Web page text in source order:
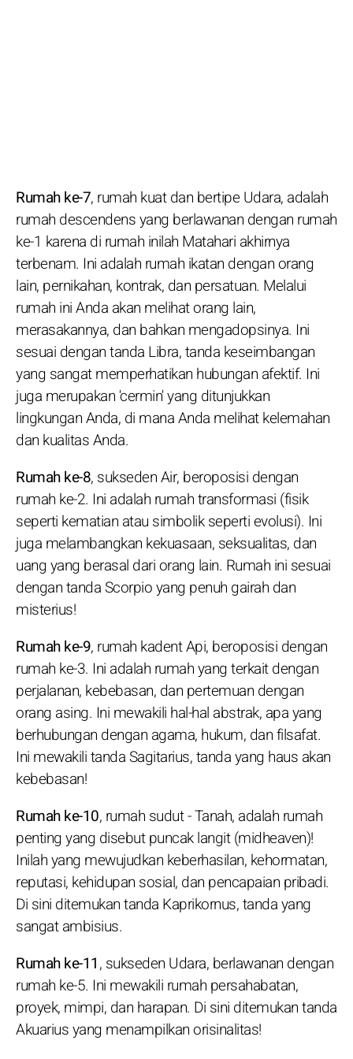
Rumah ke-7, rumah kuat dan bertipe Udara, adalah
rumah descendens yang berlawanan dengan rumah
ke-1 karena di rumah inilah Matahari akhirnya
terbenam. Ini adalah rumah ikatan dengan orang
lain, pernikahan, kontrak, dan persatuan. Melalui
rumah ini Anda akan melihat orang lain,
merasakannya, dan bahkan mengadopsinya. Ini
sesuai dengan tanda Libra, tanda keseimbangan
yang sangat memperhatikan hubungan afektif. Ini
juga merupakan 'cermin' yang ditunjukkan
lingkungan Anda, di mana Anda melihat kelemahan
dan kualitas Anda.
Rumah ke-8, sukseden Air, beroposisi dengan
rumah ke-2. Ini adalah rumah transformasi (fisik
seperti kematian atau simbolik seperti evolusi). Ini
juga melambangkan kekuasaan, seksualitas, dan
uang yang berasal dari orang lain. Rumah ini sesuai
dengan tanda Scorpio yang penuh gairah dan
misterius!
Rumah ke-9, rumah kadent Api, beroposisi dengan
rumah ke-3. Ini adalah rumah yang terkait dengan
perjalanan, kebebasan, dan pertemuan dengan
orang asing. Ini mewakili hal-hal abstrak, apa yang
berhubungan dengan agama, hukum, dan filsafat.
Ini mewakili tanda Sagitarius, tanda yang haus akan
kebebasan!
Rumah ke-10, rumah sudut - Tanah, adalah rumah
penting yang disebut puncak langit (midheaven)!
Inilah yang mewujudkan keberhasilan, kehormatan,
reputasi, kehidupan sosial, dan pencapaian pribadi.
Di sini ditemukan tanda Kaprikornus, tanda yang
sangat ambisius.
Rumah ke-11, sukseden Udara, berlawanan dengan
rumah ke-5. Ini mewakili rumah persahabatan,
proyek, mimpi, dan harapan. Di sini ditemukan tanda
Akuarius yang menampilkan orisinalitas!